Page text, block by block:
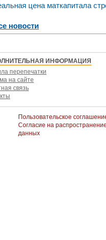
цена маткапитала
новости
ИНФОРМАЦИЯ
перепечатки
на сайте
связь
Пользовательское
Согласие на
данных